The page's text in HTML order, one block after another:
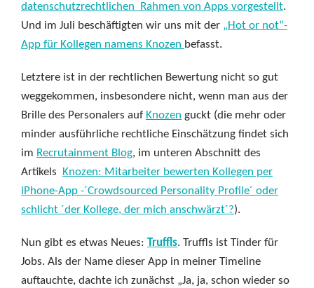
datenschutzrechtlichen Rahmen von Apps vorgestellt.
Und im Juli beschäftigten wir uns mit der „Hot or not“-
App für Kollegen namens Knozen befasst.
Letztere ist in der rechtlichen Bewertung nicht so gut
weggekommen, insbesondere nicht, wenn man aus der
Brille des Personalers auf Knozen guckt (die mehr oder
minder ausführliche rechtliche Einschätzung findet sich
im Recrutainment Blog, im unteren Abschnitt des
Artikels
Knozen: Mitarbeiter bewerten Kollegen per
iPhone-App -´Crowdsourced Personality Profile´ oder
schlicht ´der Kollege, der mich anschwärzt´?).
Nun gibt es etwas Neues: Truffls. Truffls ist Tinder für
Jobs. Als der Name dieser App in meiner Timeline
auftauchte, dachte ich zunächst „Ja, ja, schon wieder so